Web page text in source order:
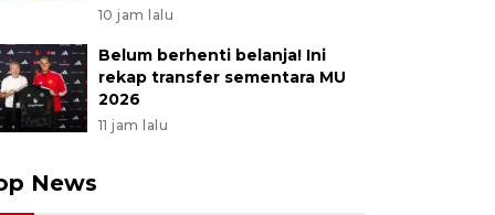
10 jam lalu
Belum berhenti belanja! Ini
rekap transfer sementara MU
2026
11 jam lalu
News